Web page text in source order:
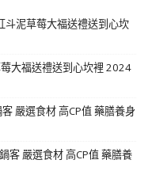
斗泥草莓大福送禮送到心坎
大福送禮送到心坎裡 2024
嚴選食材 高CP值 藥膳養身
客 嚴選食材 高CP值 藥膳養